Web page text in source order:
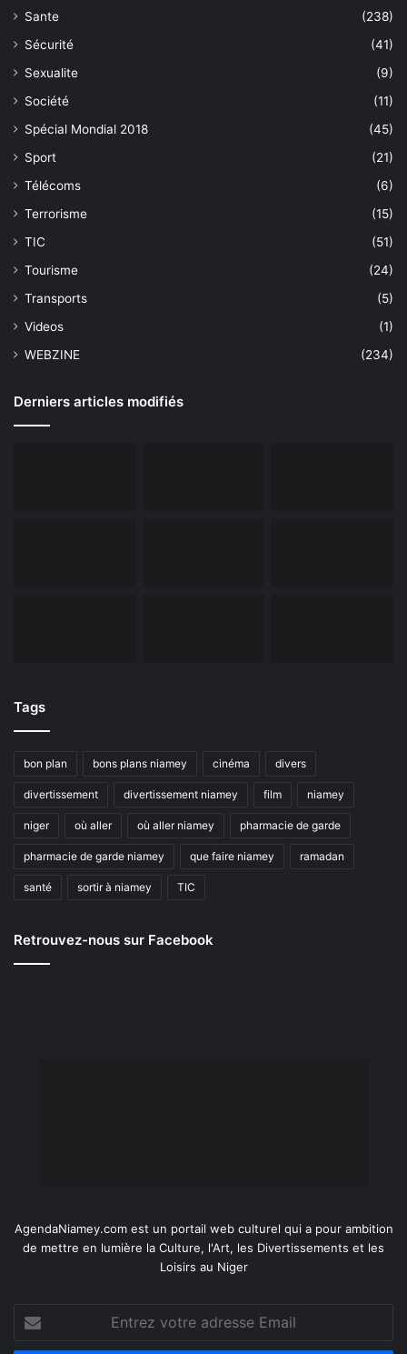
Sante
(238)
Sécurité
(41)
Sexualite
(9)
Société
(11)
Spécial Mondial 2018
(45)
Sport
(21)
Télécoms
(6)
Terrorisme
(15)
TIC
(51)
Tourisme
(24)
Transports
(5)
Videos
(1)
WEBZINE
(234)
Derniers articles modifiés
Tags
bon plan bons plans niamey cinéma divers
divertissement divertissement niamey film niamey
niger où aller où aller niamey pharmacie de garde
pharmacie de garde niamey que faire niamey ramadan
santé sortir à niamey TIC
Retrouvez-nous sur Facebook
AgendaNiamey.com est un portail web culturel qui a pour ambition
de mettre en lumière la Culture, l'Art, les Divertissements et les
Loisirs au Niger
Entrez
votre